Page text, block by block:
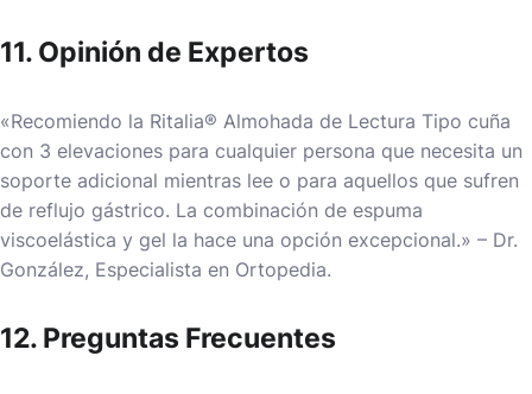
11. Opinión de Expertos
«Recomiendo la Ritalia® Almohada de Lectura Tipo cuña
con 3 elevaciones para cualquier persona que necesita un
soporte adicional mientras lee o para aquellos que sufren
de reflujo gástrico. La combinación de espuma
viscoelástica y gel la hace una opción excepcional.» – Dr.
González, Especialista en Ortopedia.
12. Preguntas Frecuentes